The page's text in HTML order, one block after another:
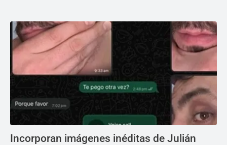
Incorporan imágenes inéditas de Julián